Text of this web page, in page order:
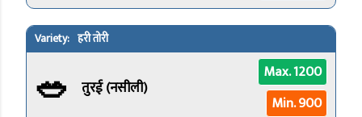
हरी तोरी
🥗 तुरई (नसीली)
Max. 1200
Min. 900